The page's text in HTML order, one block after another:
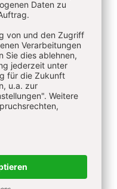
Fassung